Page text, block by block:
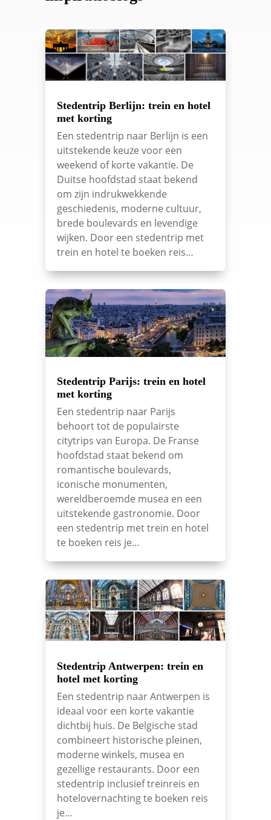
Stedentrip Berlijn: trein en hotel
met korting
Een stedentrip naar Berlijn is een
uitstekende keuze voor een
weekend of korte vakantie. De
Duitse hoofdstad staat bekend
om zijn indrukwekkende
geschiedenis, moderne cultuur,
brede boulevards en levendige
wijken. Door een stedentrip met
trein en hotel te boeken reis…
Stedentrip Parijs: trein en hotel
met korting
Een stedentrip naar Parijs
behoort tot de populairste
citytrips van Europa. De Franse
hoofdstad staat bekend om
romantische boulevards,
iconische monumenten,
wereldberoemde musea en een
uitstekende gastronomie. Door
een stedentrip met trein en hotel
te boeken reis je…
Stedentrip Antwerpen: trein en
hotel met korting
Een stedentrip naar Antwerpen is
ideaal voor een korte vakantie
dichtbij huis. De Belgische stad
combineert historische pleinen,
moderne winkels, musea en
gezellige restaurants. Door een
stedentrip inclusief treinreis en
hotelovernachting te boeken reis
je…